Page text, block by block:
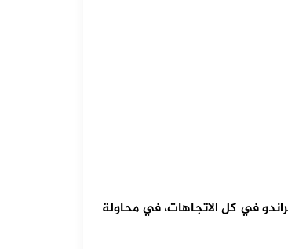
في كل الاتجاهات، في محاولة